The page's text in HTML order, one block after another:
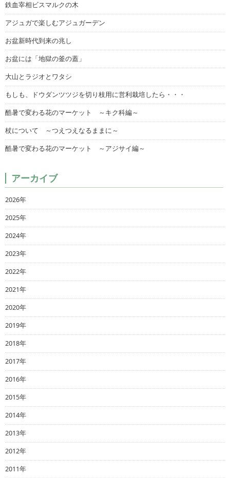
鉄血宰相ビスマルクの木
アジュガで楽しむアジュガーデン
お盆新時代到来の兆し
お盆には「地獄の釜の蓋」
大山とラジオとワタシ
もしも、ドウダンツツジを切り枝用に営利栽培したら・・・
酷暑で変わる花のマーケット ～キク科編～
杖について ～つえつえなるままに～
酷暑で変わる花のマーケット ～アジサイ編～
アーカイブ
2026年
2025年
2024年
2023年
2022年
2021年
2020年
2019年
2018年
2017年
2016年
2015年
2014年
2013年
2012年
2011年